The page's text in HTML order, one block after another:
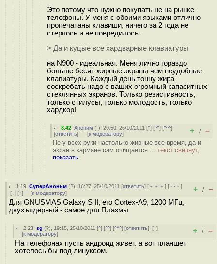
Это потому что нужно покупать не на рынке
телефоны. У меня с обоими языками отлично
пропечатаны клавиши, ничего за 2 года не
стерлось и не повредилось.
> Да и куцые все хардварные клавиатуры
на N900 - идеальная. Меня лично гораздо
больше бесят жирные экраны чем неудобные
клавиатуры. Каждый день тонну жира
соскребать надо с ваших огромный капаситных
стеклянных экранов. Только резистивность,
только стилусы, только молодость, только
хардкор!
8.42 ,Аноним (-), 20:50, 26/10/2011 [^] [^^] [^^^]
[ответить] [к модератору] + / –
Не у всех руки настолько жирные все время, да и
экран в кармане сам очищается ... текст свёрнут,
показать
1.19 ,СуперАноним (?), 16:27, 25/10/2011 [ответить] [ ﹢﹢﹢] [ · · ·]
[↓] [↑] [к модератору] + / –
Для GNUSMAS Galaxy S II, его Cortex-A9, 1200 МГц,
двухъядерный - самое для Плазмы
2.23 ,sg (?), 19:15, 25/10/2011 [^] [^^] [^^^] [ответить][↓]
[к модератору] + / –
На телефонах пусть андроид живет, а вот планшет
хотелось бы под линуксом.